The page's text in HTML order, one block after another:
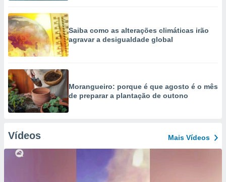
Saiba como as alterações climáticas irão
agravar a desigualdade global
Morangueiro: porque é que agosto é o mês
de preparar a plantação de outono
Vídeos Mais Vídeos